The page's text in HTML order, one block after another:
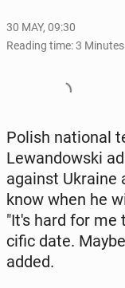
30 MAY, 09:30
Reading time: 3 Minutes
Polish na­tion­al
Lewandows­ki
against Ukraine
know when he
"It's hard for me
cif­ic date.
added.